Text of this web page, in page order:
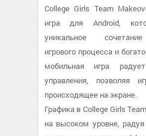
College Girls Team
игра для Android,
уникальное
игрового процесса и
мобильная игра
управления, позволяя
происходящее на экране.
Графика в College Girls
на высоком уровне,